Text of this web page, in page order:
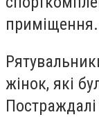
приміщення.
жінок, які